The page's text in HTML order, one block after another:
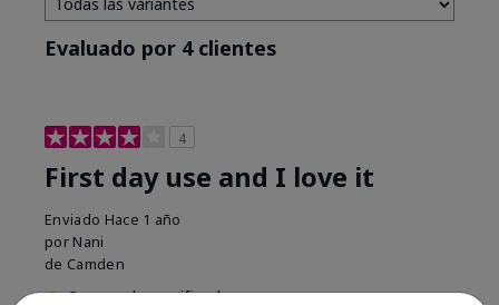
Evaluado por 4 clientes
4
First day use and I love it
Enviado Hace 1 año
por Nani
de Camden
Comprador verificado